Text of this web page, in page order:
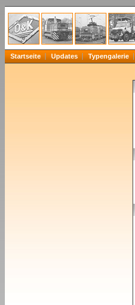
Startseite Updates Typengalerie